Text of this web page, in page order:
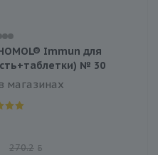
Immun для
№ 30
магазинах
270.2